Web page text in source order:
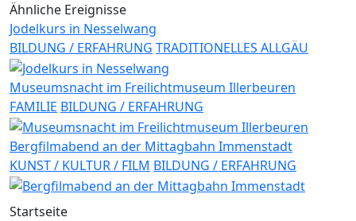
Ähnliche Ereignisse
Jodelkurs in Nesselwang
BILDUNG / ERFAHRUNG TRADITIONELLES ALLGÄU
Museumsnacht im Freilichtmuseum Illerbeuren
FAMILIE BILDUNG / ERFAHRUNG
Bergfilmabend an der Mittagbahn Immenstadt
KUNST / KULTUR / FILM BILDUNG / ERFAHRUNG
Startseite